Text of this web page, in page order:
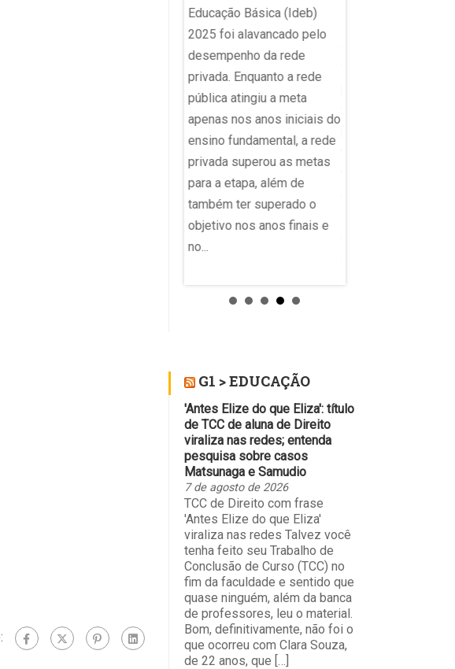
Educação Básica (Ideb)
2025 foi alavancado pelo
desempenho da rede
privada. Enquanto a rede
pública atingiu a meta
apenas nos anos iniciais do
ensino fundamental, a rede
privada superou as metas
para a etapa, além de
também ter superado o
objetivo nos anos finais e
no...
G1 > EDUCAÇÃO
'Antes Elize do que Eliza': título
de TCC de aluna de Direito
viraliza nas redes; entenda
pesquisa sobre casos
Matsunaga e Samudio
7 de agosto de 2026
TCC de Direito com frase
'Antes Elize do que Eliza'
viraliza nas redes Talvez você
tenha feito seu Trabalho de
Conclusão de Curso (TCC) no
fim da faculdade e sentido que
quase ninguém, além da banca
de professores, leu o material.
Bom, definitivamente, não foi o
que ocorreu com Clara Souza,
de 22 anos, que […]